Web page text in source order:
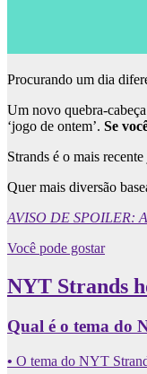
Procurando um dia
Um novo quebra-
‘jogo de ontem’. Se
Strands é o mais
Quer mais diversão
AVISO DE SPOILER:
Você pode gostar
NYT Strands
Qual é o tema do
• O tema do NYT